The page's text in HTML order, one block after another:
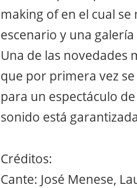
making of en el cual
escenario y una
Una de las novedades
que por primera vez se
para un espectáculo
sonido está
Créditos:
Cante: José Menese,